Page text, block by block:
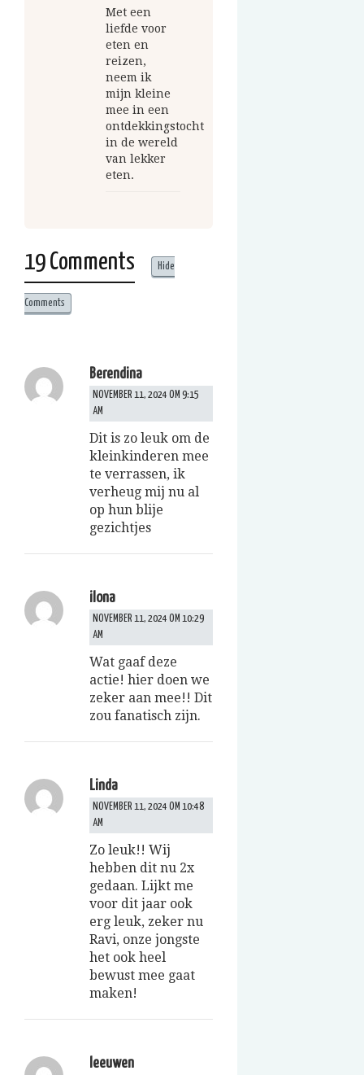
Met een
liefde voor
eten en
reizen,
neem ik
mijn kleine
mee in een
ontdekkingstocht
in de wereld
van lekker
eten.
19 Comments Hide
Comments
Berendina
NOVEMBER 11, 2024 OM 9:15
AM
Dit is zo leuk om de
kleinkinderen mee
te verrassen, ik
verheug mij nu al
op hun blije
gezichtjes
ilona
NOVEMBER 11, 2024 OM 10:29
AM
Wat gaaf deze
actie! hier doen we
zeker aan mee!! Dit
zou fanatisch zijn.
Linda
NOVEMBER 11, 2024 OM 10:48
AM
Zo leuk!! Wij
hebben dit nu 2x
gedaan. Lijkt me
voor dit jaar ook
erg leuk, zeker nu
Ravi, onze jongste
het ook heel
bewust mee gaat
maken!
leeuwen